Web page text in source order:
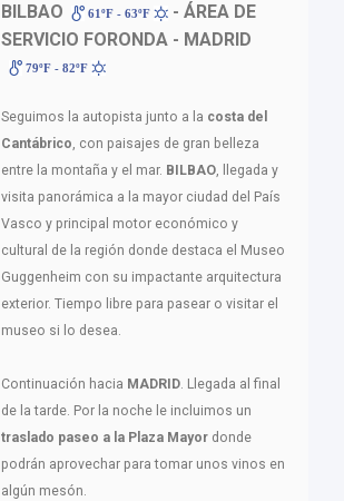
BILBAO
61ºF - 63ºF
- ÁREA DE
SERVICIO FORONDA - MADRID
79ºF - 82ºF
Seguimos la autopista junto a la costa del
Cantábrico, con paisajes de gran belleza
entre la montaña y el mar. BILBAO, llegada y
visita panorámica a la mayor ciudad del País
Vasco y principal motor económico y
cultural de la región donde destaca el Museo
Guggenheim con su impactante arquitectura
exterior. Tiempo libre para pasear o visitar el
museo si lo desea.
Continuación hacia MADRID. Llegada al final
de la tarde. Por la noche le incluimos un
traslado paseo a la Plaza Mayor donde
podrán aprovechar para tomar unos vinos en
algún mesón.